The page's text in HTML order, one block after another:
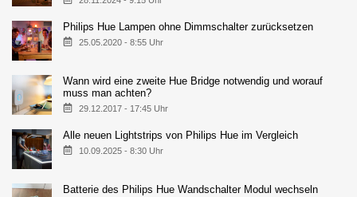
Philips Hue Lampen ohne Dimmschalter zurücksetzen
25.05.2020 - 8:55 Uhr
Wann wird eine zweite Hue Bridge notwendig und worauf
muss man achten?
29.12.2017 - 17:45 Uhr
Alle neuen Lightstrips von Philips Hue im Vergleich
10.09.2025 - 8:30 Uhr
Batterie des Philips Hue Wandschalter Modul wechseln